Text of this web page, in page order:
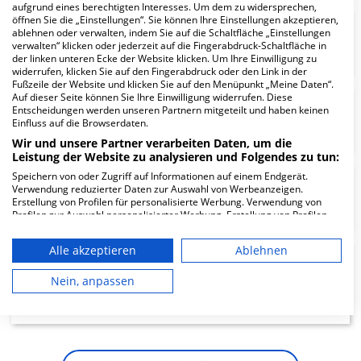
Zentrum für Radiologie und
Nuklearmedizin
Zentrale Notaufnahme ZNA
Urologische Tagesklinik
Urologische Klinik -
Transplantationszentrum -
aufgrund eines berechtigten Interesses. Um dem zu widersprechen,
öffnen Sie die „Einstellungen“. Sie können Ihre Einstellungen akzeptieren,
ablehnen oder verwalten, indem Sie auf die Schaltfläche „Einstellungen
verwalten“ klicken oder jederzeit auf die Fingerabdruck-Schaltfläche in
der linken unteren Ecke der Website klicken. Um Ihre Einwilligung zu
widerrufen, klicken Sie auf den Fingerabdruck oder den Link in der
Fußzeile der Website und klicken Sie auf den Menüpunkt „Meine Daten“.
Auf dieser Seite können Sie Ihre Einwilligung widerrufen. Diese
Entscheidungen werden unseren Partnern mitgeteilt und haben keinen
Einfluss auf die Browserdaten.
Wir und unsere Partner verarbeiten Daten, um die
Leistung der Website zu analysieren und Folgendes zu tun:
Speichern von oder Zugriff auf Informationen auf einem Endgerät.
Verwendung reduzierter Daten zur Auswahl von Werbeanzeigen.
Erstellung von Profilen für personalisierte Werbung. Verwendung von
Profilen zur Auswahl personalisierter Werbung. Erstellung von Profilen
personalisierter Inhalte. Messung der Werbeleistung. Messung der
Performance von Inhalten. Analyse von Zielgruppen durch Statistiken
oder Kombinationen von Daten aus verschiedenen Quellen. Entwicklung
und Verbesserung der Angebote. Verwendung reduzierter Daten zur
Auswahl von Inhalten.
Website/App.
Alle akzeptieren
Ablehnen
Nein, anpassen